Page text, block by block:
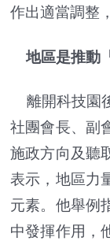
作出適當調整
地區是推動
離開科技園
社團會長、副
施政方向及聽
表示，地區力
元素。他舉例
中發揮作用，